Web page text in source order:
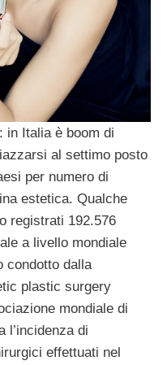
in Italia è boom di
al settimo posto
per numero di
estetica. Qualche
registrati 192.576
a livello mondiale
condotto dalla
plastic surgery
mondiale di
l’incidenza di
effettuati nel